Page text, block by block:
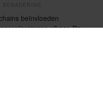
beïnvloeden
elkaar. De